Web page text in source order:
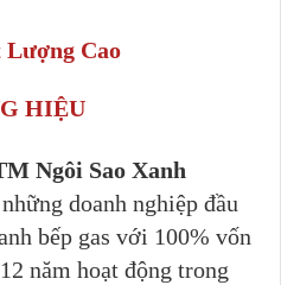
HIỆU
Ngôi Sao Xanh
doanh nghiệp đầu
bếp gas với 100% vốn
năm hoạt động trong